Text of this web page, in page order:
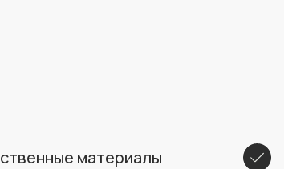
материалы